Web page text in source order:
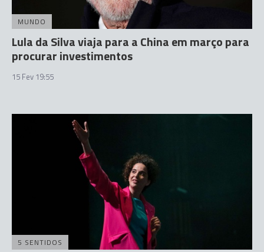
MUNDO
Lula da Silva viaja para a China em março para
procurar investimentos
15 Fev 19:55
5 SENTIDOS